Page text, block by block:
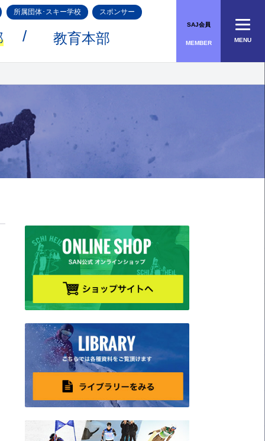
所属団体･スキー学校 スポンサー
教育本部
SAJ会員
MEMBER MENU